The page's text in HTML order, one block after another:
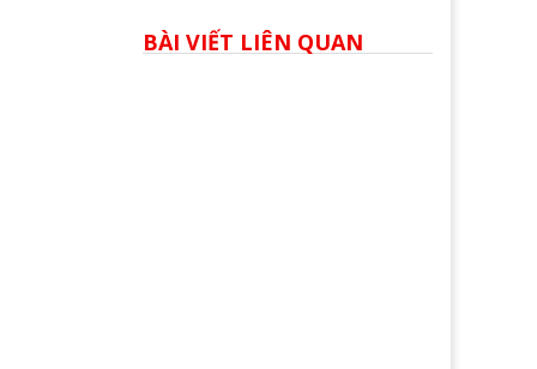
BÀI VIẾT LIÊN QUAN